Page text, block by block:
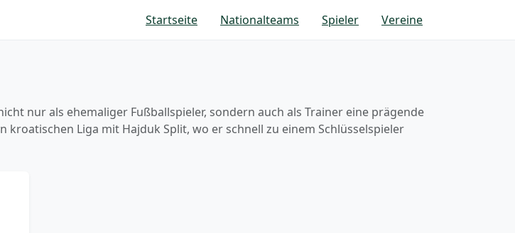
Startseite Nationalteams Spieler Vereine
nur als ehemaliger Fußballspieler, sondern auch als Trainer eine prägende
Liga mit Hajduk Split, wo er schnell zu einem Schlüsselspieler